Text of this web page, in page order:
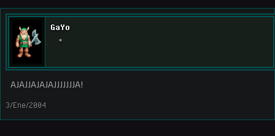
GaYo
*
AJAJJAJAJAJJJJJJJA!
3/Ene/2004